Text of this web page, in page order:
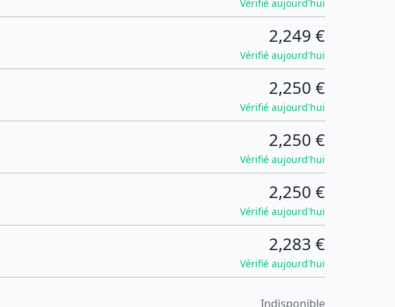
Vérifié aujourd'hui
2,249 €
Vérifié aujourd'hui
2,250 €
Vérifié aujourd'hui
2,250 €
Vérifié aujourd'hui
2,250 €
Vérifié aujourd'hui
2,283 €
Vérifié aujourd'hui
Indisponible